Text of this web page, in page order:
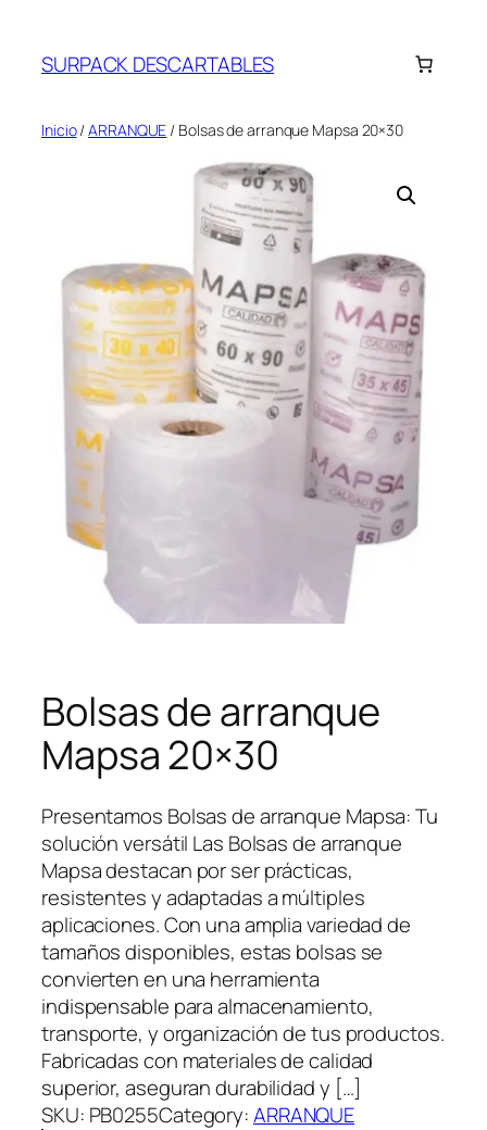
contenido
SURPACK DESCARTABLES
Inicio/ARRANQUE / Bolsas de arranque Mapsa 20×30
Bolsas de arranque
Mapsa 20×30
Presentamos Bolsas de arranque Mapsa: Tu
solución versátil Las Bolsas de arranque
Mapsa destacan por ser prácticas,
resistentes y adaptadas a múltiples
aplicaciones. Con una amplia variedad de
tamaños disponibles, estas bolsas se
convierten en una herramienta
indispensable para almacenamiento,
transporte, y organización de tus productos.
Fabricadas con materiales de calidad
superior, aseguran durabilidad y […]
SKU: PB0255Category:ARRANQUE